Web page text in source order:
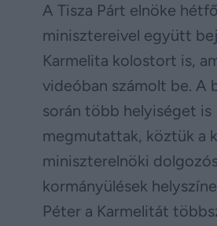
A Tisza Párt elnöke
minisztereivel együtt
Karmelita kolostort is,
videóban számolt be. A
során több helyiséget is
megmutattak, köztük a
miniszterelnöki
kormányülések
Péter a Karmelitát